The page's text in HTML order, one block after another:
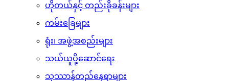
ဟိုတယ်နှင့် တည်းခိုခန်းများ
ကမ်းခြေများ
ရုံး၊ အဖွဲ့အစည်းများ
သယ်ယူပို့ဆောင်ရေး
သုဿာန်တည်နေရာများ